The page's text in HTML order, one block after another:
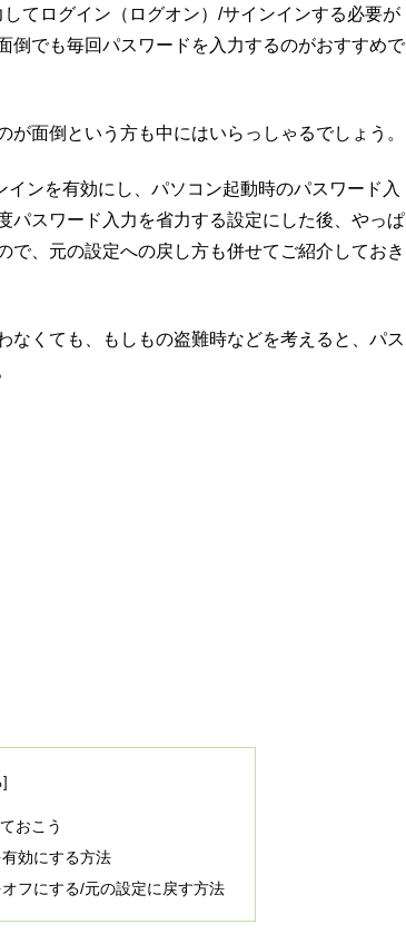
てログイン（ログオン）/サインインする必要が
倒でも毎回パスワードを入力するのがおすすめで
面倒という方も中にはいらっしゃるでしょう。
ンを有効にし、パソコン起動時のパスワード入
パスワード入力を省力する設定にした後、やっぱ
で、元の設定への戻し方も併せてご紹介しておき
なくても、もしもの盗難時などを考えると、パス
おこう
効にする方法
フにする/元の設定に戻す方法